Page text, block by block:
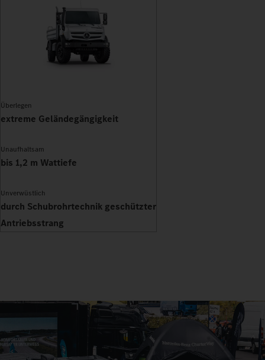
Überlegen
extreme Geländegängigkeit
Unaufhaltsam
bis 1,2 m Wattiefe
Unverwüstlich
durch Schubrohrtechnik geschützter
Antriebsstrang